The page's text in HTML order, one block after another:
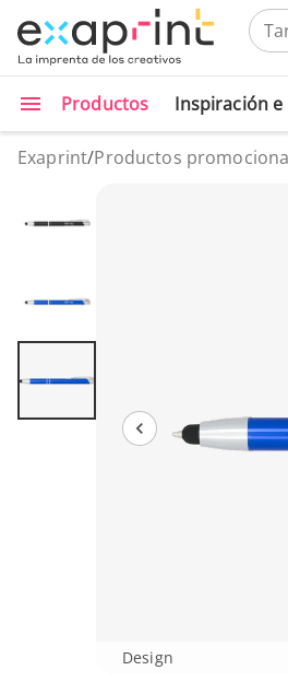
Productos Inspiración e
Exaprint/Productos
Design